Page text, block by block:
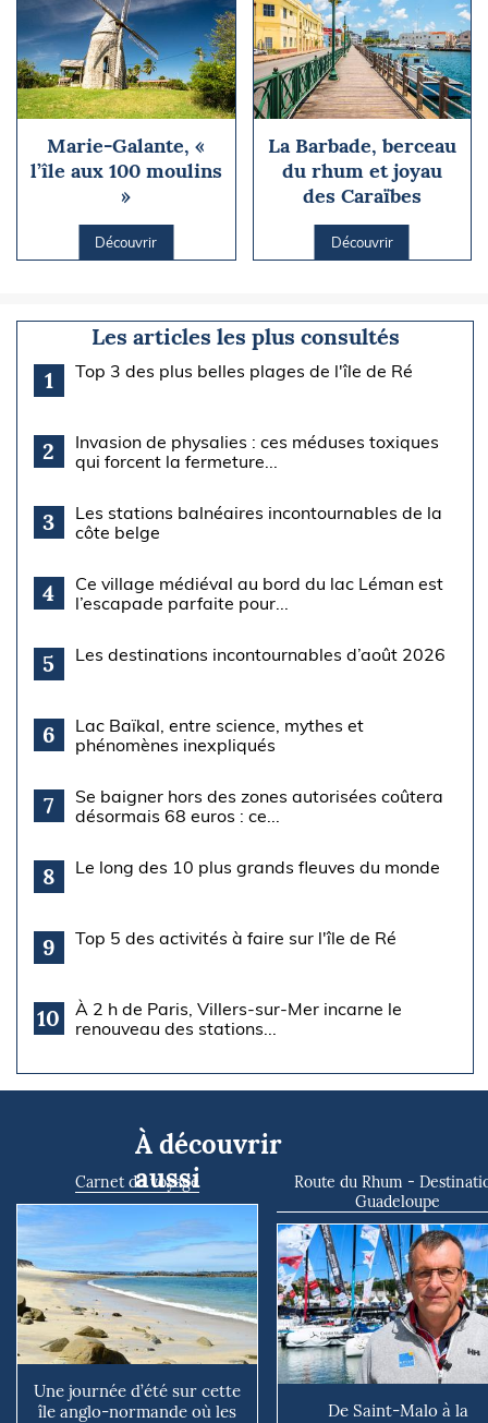
Marie-Galante, «
l’île aux 100 moulins
»
Découvrir
La Barbade, berceau
du rhum et joyau
des Caraïbes
Découvrir
Les articles les plus consultés
1
Top 3 des plus belles plages de l'île de Ré
2
Invasion de physalies : ces méduses toxiques
qui forcent la fermeture...
3
Les stations balnéaires incontournables de la
côte belge
4
Ce village médiéval au bord du lac Léman est
l’escapade parfaite pour...
5 Les destinations incontournables d’août 2026
6
Lac Baïkal, entre science, mythes et
phénomènes inexpliqués
7
Se baigner hors des zones autorisées coûtera
désormais 68 euros : ce...
8 Le long des 10 plus grands fleuves du monde
9 Top 5 des activités à faire sur l'île de Ré
10
À 2 h de Paris, Villers-sur-Mer incarne le
renouveau des stations...
À découvrir
aussi
Carnet de voyage
Une journée d’été sur cette
île anglo-normande où les
Route du Rhum -
Guadeloupe
De Saint-Malo à la